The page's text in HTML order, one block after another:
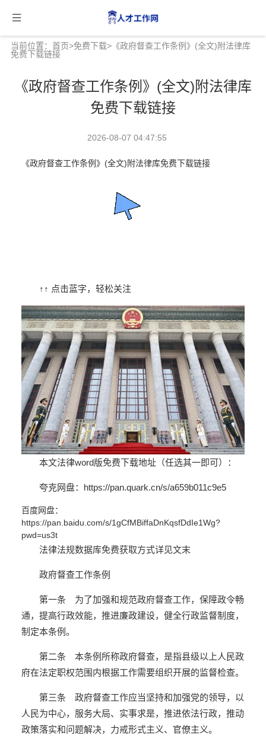
当前位置： 首页>免费下载>《政府督查工作条例》(全文)附法律库
免费下载链接
《政府督查工作条例》(全文)附法律库
免费下载链接
2026-08-07 04:47:55
《政府督查工作条例》(全文)附法律库免费下载链接
↑↑ 点击蓝字，轻松关注
本文法律word版免费下载地址（任选其一即可） ：
夸克网盘： https://pan.quark.cn/s/a659b011c9e5
百度网盘：
https://pan.baidu.com/s/1gCfMBiffaDnKqsfDdIe1Wg?
pwd=us3t
法律法规数据库免费获取方式详见文末
政府督查工作条例
第一条 为了加强和规范政府督查工作，保障政令畅
通，提高行政效能，推进廉政建设，健全行政监督制度，
制定本条例。
第二条 本条例所称政府督查，是指县级以上人民政
府在法定职权范围内根据工作需要组织开展的监督检查。
第三条 政府督查工作应当坚持和加强党的领导，以
人民为中心，服务大局、实事求是，推进依法行政，推动
政策落实和问题解决，力戒形式主义、官僚主义。